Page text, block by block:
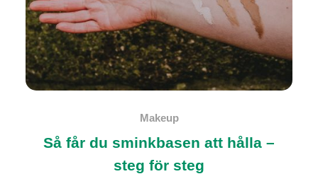
Makeup
Så får du sminkbasen att hålla –
steg för steg